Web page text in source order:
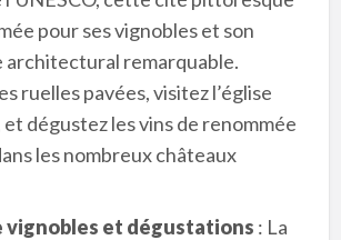
pour ses vignobles et son
architectural remarquable.
ruelles pavées, visitez l’église
dégustez les vins de renommée
les nombreux châteaux
vignobles et dégustations : La